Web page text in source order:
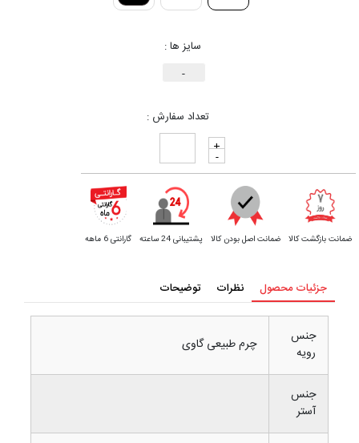
سایز ها :
-
تعداد سفارش :
+
-
ضمانت بازگشت کالا ضمانت اصل بودن کالا پشتیبانی 24 ساعته گارانتی 6 ماهه
جزئیات محصول نظرات توضیحات
جنس
رویه
چرم طبیعی گاوی
جنس
آستر